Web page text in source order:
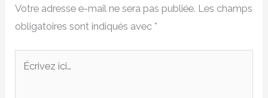
Votre adresse e-mail ne sera pas publiée. Les champs
obligatoires sont indiqués avec*
Écrivez